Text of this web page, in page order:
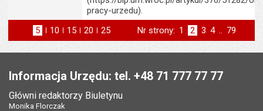
pracy-urzedu).
5 elementów na stronie
10 elementów
na stronie
15 elementów
na stronie
20 elementów
na stronie
25 elementów
na stronie
Nr strony: Strona
1 Strona
2 Strona
3 Strona
4 .. Strona
79
Informacja Urzędu: tel. +48 71 777 77 77
Główni redaktorzy Biuletynu
Monika Florczak